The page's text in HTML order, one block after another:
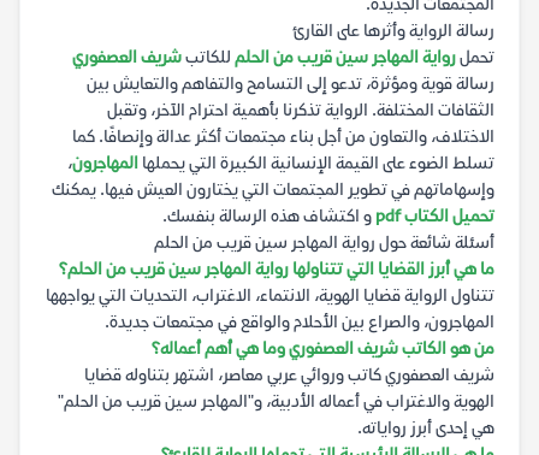
المجتمعات الجديدة.
رسالة الرواية وأثرها على القارئ
تحملرواية المهاجر سين قريب من الحلم للكاتبشريف العصفوري
رسالة قوية ومؤثرة، تدعو إلى التسامح والتفاهم والتعايش بين
الثقافات المختلفة. الرواية تذكرنا بأهمية احترام الآخر، وتقبل
الاختلاف، والتعاون من أجل بناء مجتمعات أكثر عدالة وإنصافًا. كما
تسلط الضوء على القيمة الإنسانية الكبيرة التي يحملها المهاجرون،
وإسهاماتهم في تطوير المجتمعات التي يختارون العيش فيها. يمكنك
تحميل الكتاب pdf
و اكتشاف هذه الرسالة بنفسك.
أسئلة شائعة حول رواية المهاجر سين قريب من الحلم
ما هي أبرز القضايا التي تتناولها رواية المهاجر سين قريب من الحلم؟
تتناول الرواية قضايا الهوية، الانتماء، الاغتراب، التحديات التي يواجهها
المهاجرون، والصراع بين الأحلام والواقع في مجتمعات جديدة.
من هو الكاتب شريف العصفوري وما هي أهم أعماله؟
شريف العصفوري كاتب وروائي عربي معاصر، اشتهر بتناوله قضايا
الهوية والاغتراب في أعماله الأدبية، و"المهاجر سين قريب من الحلم"
هي إحدى أبرز رواياته.